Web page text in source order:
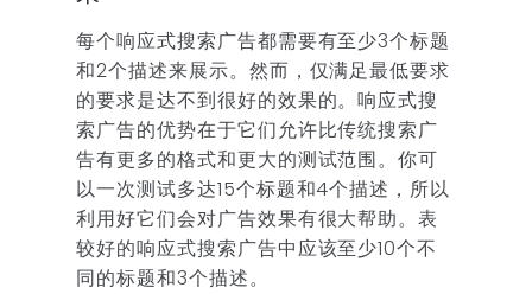
每个响应式搜索广告都需要有至少3个标题
和2个描述来展示。然而，仅满足最低要求
的要求是达不到很好的效果的。响应式搜
索广告的优势在于它们允许比传统搜索广
告有更多的格式和更大的测试范围。你可
以一次测试多达15个标题和4个描述，所以
利用好它们会对广告效果有很大帮助。表
较好的响应式搜索广告中应该至少10个不
同的标题和3个描述。